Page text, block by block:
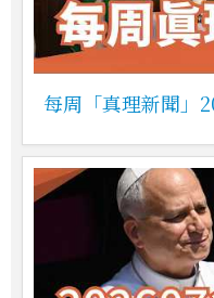
每周「真理新聞」